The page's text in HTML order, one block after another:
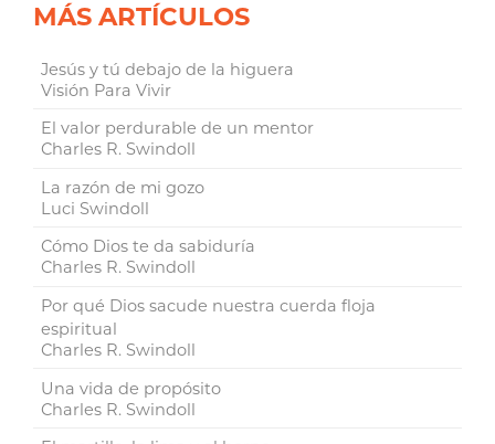
MÁS ARTÍCULOS
Jesús y tú debajo de la higuera
Visión Para Vivir
El valor perdurable de un mentor
Charles R. Swindoll
La razón de mi gozo
Luci Swindoll
Cómo Dios te da sabiduría
Charles R. Swindoll
Por qué Dios sacude nuestra cuerda floja
espiritual
Charles R. Swindoll
Una vida de propósito
Charles R. Swindoll